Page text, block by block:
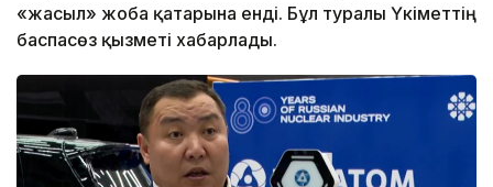
«жасыл» жоба қатарына енді. Бұл туралы Үкіметтің
баспасөз қызметі хабарлады.